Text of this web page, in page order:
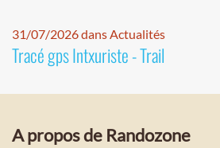
31/07/2026 dans Actualités
Tracé gps Intxuriste - Trail
A propos de Randozone